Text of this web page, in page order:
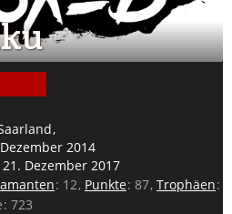
2014
21. Dezember 2017
12 Punkte 87 Trophäen
723